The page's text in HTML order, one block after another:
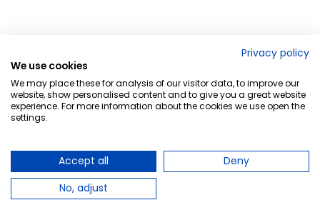
Privacy policy
We use cookies
We may place these for analysis of our visitor data, to improve our
website, show personalised content and to give you a great website
experience. For more information about the cookies we use open the
settings.
Accept all
Deny
No, adjust